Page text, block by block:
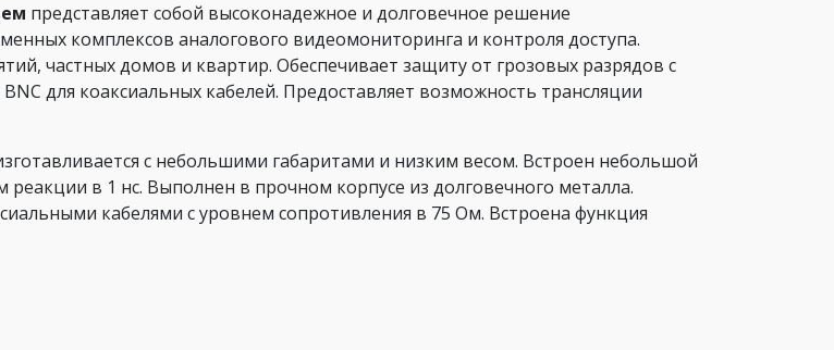
представляет собой высоконадежное и долговечное решение
комплексов аналогового видеомониторинга и контроля доступа.
частных домов и квартир. Обеспечивает защиту от грозовых разрядов с
для коаксиальных кабелей. Предоставляет возможность трансляции
с небольшими габаритами и низким весом. Встроен небольшой
в 1 нс. Выполнен в прочном корпусе из долговечного металла.
кабелями с уровнем сопротивления в 75 Ом. Встроена функция